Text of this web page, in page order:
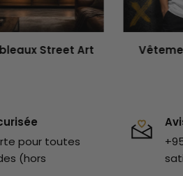
shirt Banksy reprend l'une de ces
robe en commandant
également à découvrir l'ensemble
Street Art
pour toutes
(hors